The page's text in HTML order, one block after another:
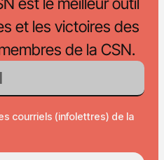
et les victoires des
de la CSN.
courriels (infolettres) de la